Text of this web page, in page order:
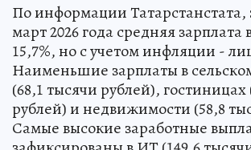
По информации Татарстанстата,
март 2026 года средняя зарплата
15,7%, но с учетом инфляции -
Наименьшие зарплаты в
(68,1 тысячи рублей), гостиницах
рублей) и недвижимости (58,8
Самые высокие заработные